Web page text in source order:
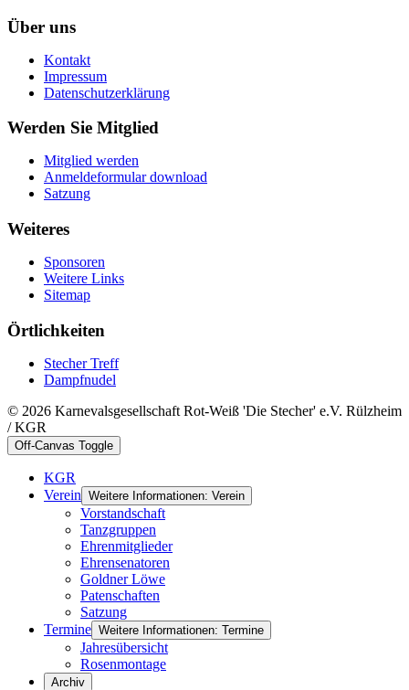
Über uns
Kontakt
Impressum
Datenschutzerklärung
Werden Sie Mitglied
Mitglied werden
Anmeldeformular download
Satzung
Weiteres
Sponsoren
Weitere Links
Sitemap
Örtlichkeiten
Stecher Treff
Dampfnudel
© 2026 Karnevalsgesellschaft Rot-Weiß 'Die Stecher' e.V. Rülzheim
/ KGR
Off-Canvas Toggle
KGR
Verein Weitere Informationen: Verein
Vorstandschaft
Tanzgruppen
Ehrenmitglieder
Ehrensenatoren
Goldner Löwe
Patenschaften
Satzung
Termine Weitere Informationen: Termine
Jahresübersicht
Rosenmontage
Archiv